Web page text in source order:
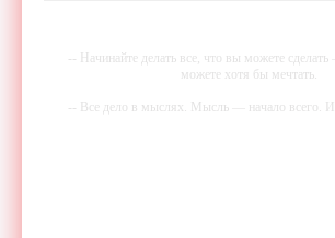
-- Начинайте делать все, что вы можете
можете хотя бы мечтать.
-- Все дело в мыслях. Мысль — начало всего.